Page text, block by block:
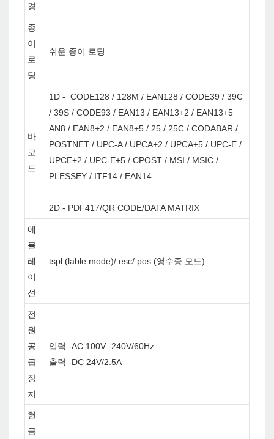
경
종
이
로
딩
쉬운 종이 로딩
바
코
드
1D - CODE128 / 128M / EAN128 / CODE39 / 39C
/ 39S / CODE93 / EAN13 / EAN13+2 / EAN13+5
AN8 / EAN8+2 / EAN8+5 / 25 / 25C / CODABAR /
POSTNET / UPC-A / UPCA+2 / UPCA+5 / UPC-E /
UPCE+2 / UPC-E+5 / CPOST / MSI / MSIC /
PLESSEY / ITF14 / EAN14
2D - PDF417/QR CODE/DATA MATRIX
에
뮬
레
이
션
tspl (lable mode)/ esc/ pos (영수증 모드)
전
원
공
급
장
치
입력 -AC 100V -240V/60Hz
출력 -DC 24V/2.5A
현
금